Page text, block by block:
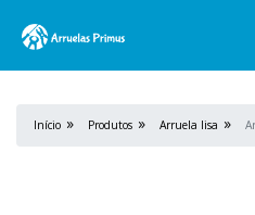
Início Produtos Arruela lisa